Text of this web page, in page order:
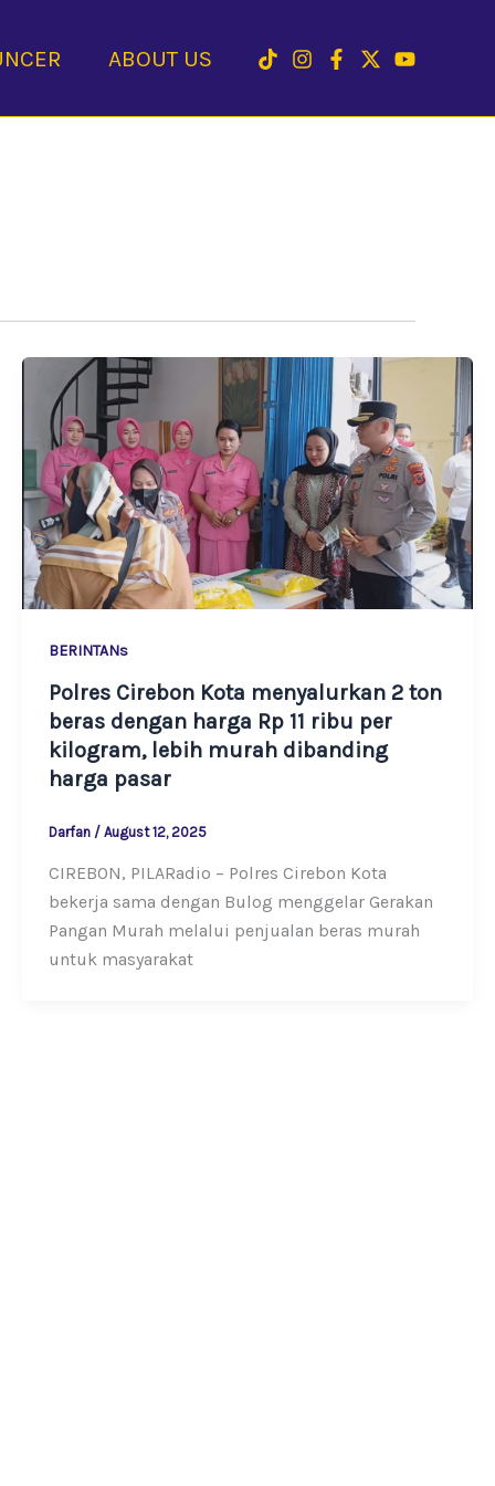
ABOUT US
BERINTANs
Polres Cirebon Kota menyalurkan 2 ton
beras dengan harga Rp 11 ribu per
kilogram, lebih murah dibanding
harga pasar
Darfan / August 12, 2025
CIREBON, PILARadio – Polres Cirebon Kota
bekerja sama dengan Bulog menggelar Gerakan
Pangan Murah melalui penjualan beras murah
untuk masyarakat